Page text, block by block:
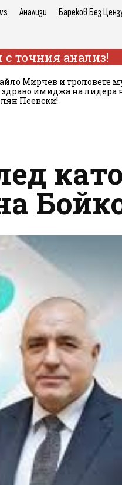
Анализи Бареков Без
точния анализ!
Мирчев и троловете
здраво имиджа на лидера
Пеевски!